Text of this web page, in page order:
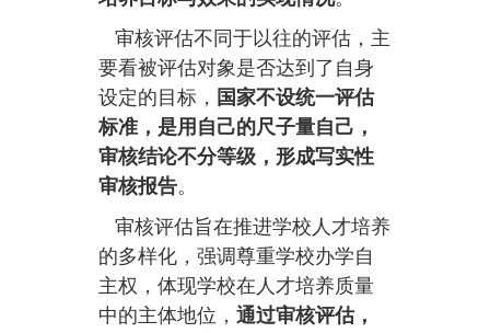
审核评估不同于以往的评估，主
要看被评估对象是否达到了自身
设定的目标， 国家不设统一评估
标准，是用自己的尺子量自己，
审核结论不分等级，形成写实性
审核报告。
审核评估旨在推进学校人才培养
的多样化，强调尊重学校办学自
主权，体现学校在人才培养质量
中的主体地位， 通过审核评估，